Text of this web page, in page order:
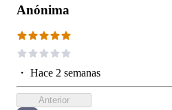
Anónima
・ Hace 2 semanas
Anterior